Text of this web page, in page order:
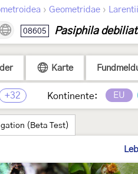
› Geometridae ›
08605 Pasiphila
Karte
+32 Kontinente: EU
(Beta Test)